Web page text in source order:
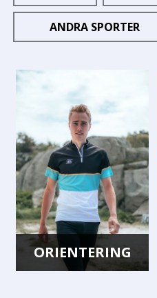
ANDRA SPORTER
ORIENTERING